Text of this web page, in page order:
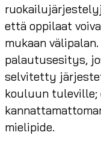
että oppilaat
mukaan
palautusesitys,
selvitetty
kouluun tuleville;
mielipide.